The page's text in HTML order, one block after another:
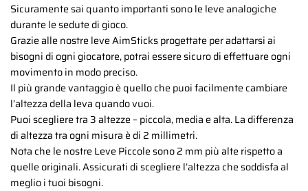
Sicuramente sai quanto importanti sono le leve analogiche
durante le sedute di gioco.
Grazie alle nostre leve AimSticks progettate per adattarsi ai
bisogni di ogni giocatore, potrai essere sicuro di effettuare ogni
movimento in modo preciso.
Il più grande vantaggio è quello che puoi facilmente cambiare
l’altezza della leva quando vuoi.
Puoi scegliere tra 3 altezze – piccola, media e alta. La differenza
di altezza tra ogni misura è di 2 millimetri.
Nota che le nostre Leve Piccole sono 2 mm più alte rispetto a
quelle originali. Assicurati di scegliere l’altezza che soddisfa al
meglio i tuoi bisogni.